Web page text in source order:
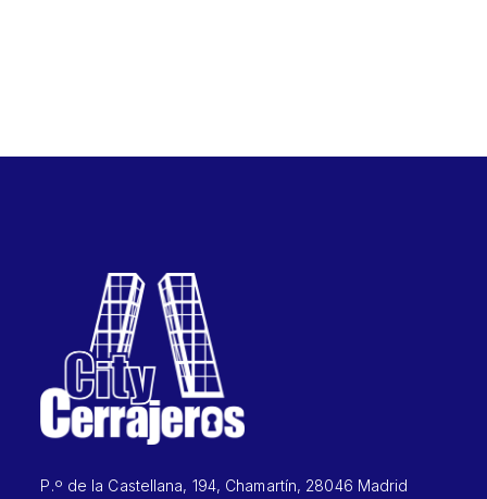
P.º de la Castellana, 194, Chamartín, 28046 Madrid